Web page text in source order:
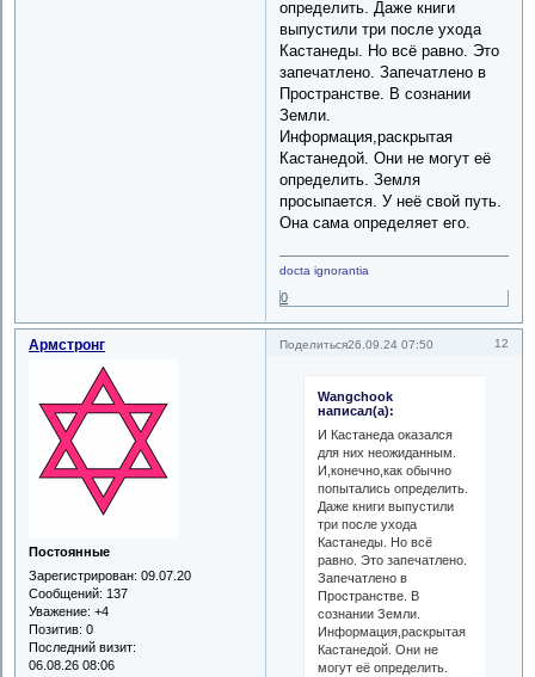
определить. Даже книги
выпустили три после ухода
Кастанеды. Но всё равно. Это
запечатлено. Запечатлено в
Пространстве. В сознании
Земли.
Информация,раскрытая
Кастанедой. Они не могут её
определить. Земля
просыпается. У неё свой путь.
Она сама определяет его.
docta ignorantia
0
Поделиться 12
26.09.24 07:50
Армстронг
Постоянные
Зарегистрирован: 09.07.20
Сообщений: 137
Уважение: +4
Позитив: 0
Последний визит:
06.08.26 08:06
Wangchook
написал(а):
И Кастанеда оказался
для них неожиданным.
И,конечно,как обычно
попытались определить.
Даже книги выпустили
три после ухода
Кастанеды. Но всё
равно. Это запечатлено.
Запечатлено в
Пространстве. В
сознании Земли.
Информация,раскрытая
Кастанедой. Они не
могут её определить.